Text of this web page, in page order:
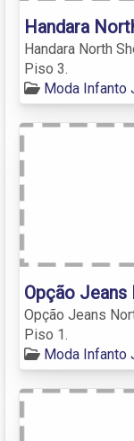
Handara
Handara North
Piso 3.
Moda Infanto
Opção
Opção Jeans
Piso 1.
Moda Infanto